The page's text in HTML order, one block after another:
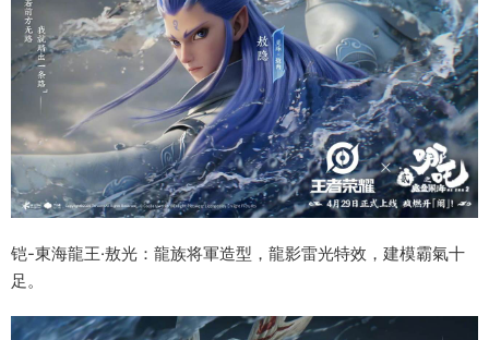
铠-東海龍王·敖光：龍族将軍造型，龍影雷光特效，建模霸氣十
足。